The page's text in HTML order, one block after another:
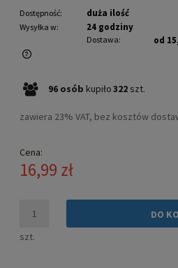
Dostępność: duża ilość
Wysyłka w: 24 godziny
Dostawa: od
Cena nie zawiera ewentualnych
96 osób kupiło322 szt.
zawiera 23% VAT, bez kosztów
Cena:
16,99 zł
szt.
DO